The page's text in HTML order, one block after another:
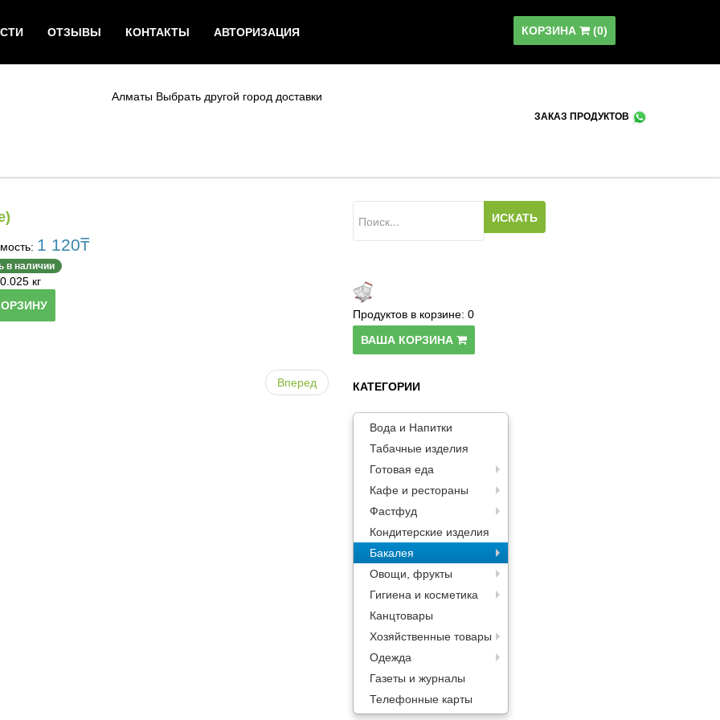
ОТЗЫВЫ КОНТАКТЫ АВТОРИЗАЦИЯ КОРЗИНА (0)
Алматы Выбрать другой город доставки
ЗАКАЗ ПРОДУКТОВ
1 120₸
в наличии
кг
Вперед
Продуктов в корзине: 0
ВАША КОРЗИНА
КАТЕГОРИИ
Вода и Напитки
Табачные изделия
Готовая еда
Кафе и рестораны
Фастфуд
Кондитерские изделия
Бакалея
Овощи, фрукты
Гигиена и косметика
Канцтовары
Хозяйственные товары
Одежда
Газеты и журналы
Телефонные карты